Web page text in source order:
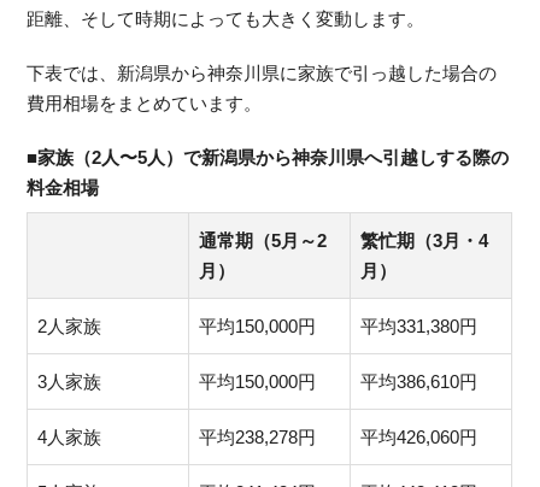
距離、そして時期によっても大きく変動します。
下表では、新潟県から神奈川県に家族で引っ越した場合の
費用相場をまとめています。
■家族（2人〜5人）で新潟県から神奈川県へ引越しする際の
料金相場
通常期（5月～2
月）
繁忙期（3月・4
月）
2人家族 平均150,000円 平均331,380円
3人家族 平均150,000円 平均386,610円
4人家族 平均238,278円 平均426,060円